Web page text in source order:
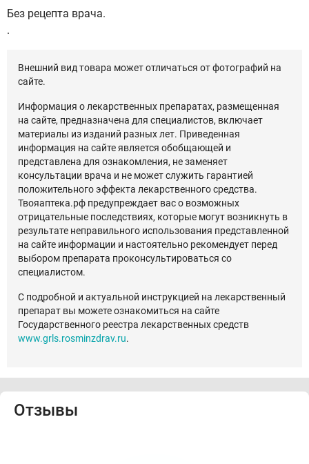
Без рецепта врача.
.
Внешний вид товара может отличаться от фотографий на
сайте.
Информация о лекарственных препаратах, размещенная
на сайте, предназначена для специалистов, включает
материалы из изданий разных лет. Приведенная
информация на сайте является обобщающей и
представлена для ознакомления, не заменяет
консультации врача и не может служить гарантией
положительного эффекта лекарственного средства.
Твояаптека.рф предупреждает вас о возможных
отрицательные последствиях, которые могут возникнуть в
результате неправильного использования представленной
на сайте информации и настоятельно рекомендует перед
выбором препарата проконсультироваться со
специалистом.
С подробной и актуальной инструкцией на лекарственный
препарат вы можете ознакомиться на сайте
Государственного реестра лекарственных средств
www.grls.rosminzdrav.ru.
Отзывы